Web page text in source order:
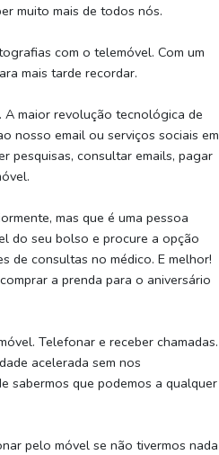
muito mais de todos nós.
com o telemóvel. Com um
mais tarde recordar.
maior revolução tecnológica de
nosso email ou serviços sociais em
pesquisas, consultar emails, pagar
mas que é uma pessoa
do seu bolso e procure a opção
de consultas no médico. E melhor!
a prenda para o aniversário
Telefonar e receber chamadas.
acelerada sem nos
sabermos que podemos a qualquer
pelo móvel se não tivermos nada